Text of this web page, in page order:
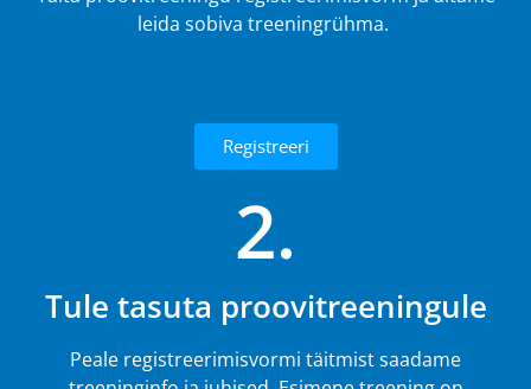
leida sobiva treeningrühma.
Registreeri
2.
Tule tasuta proovitreeningule
Peale registreerimisvormi täitmist saadame